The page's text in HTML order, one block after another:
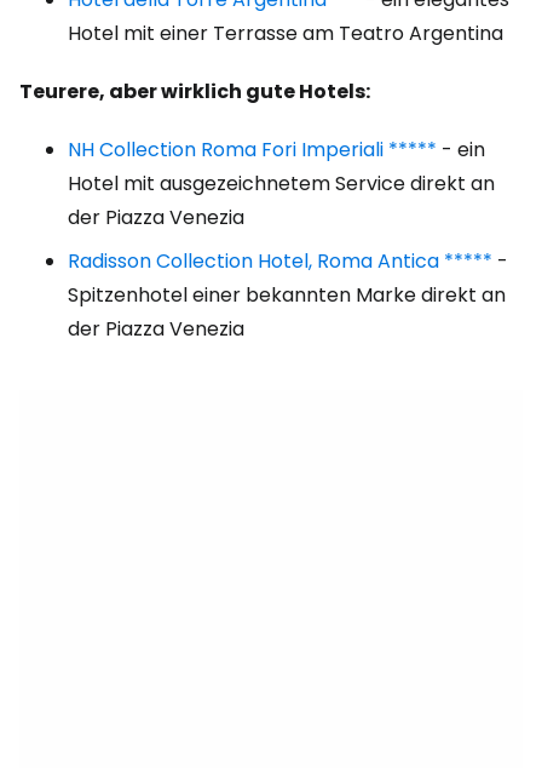
Hotel mit einer Terrasse am Teatro Argentina
Teurere, aber wirklich gute Hotels:
NH Collection Roma Fori Imperiali ***** - ein
Hotel mit ausgezeichnetem Service direkt an
der Piazza Venezia
Radisson Collection Hotel, Roma Antica ***** -
Spitzenhotel einer bekannten Marke direkt an
der Piazza Venezia